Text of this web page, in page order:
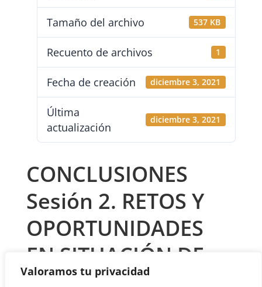
Valoramos tu privacidad
Tamaño del archivo 537 KB
Recuento de archivos 1
Fecha de creación diciembre 3, 2021
Última
actualización
diciembre 3, 2021
CONCLUSIONES
Sesión 2. RETOS Y
OPORTUNIDADES
EN SITUACIÓN DE